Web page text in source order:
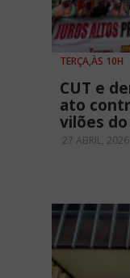
TERÇA,ÀS 10H
CUT e
ato
vilões
27 ABRIL,